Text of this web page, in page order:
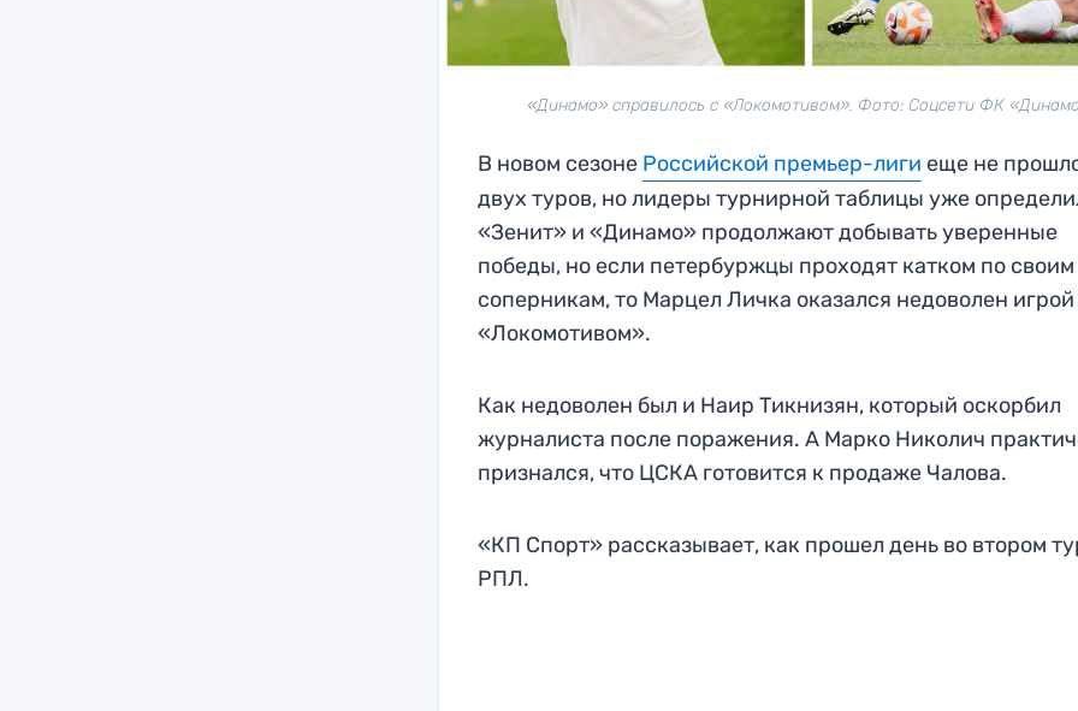
«Динамо» справилось с «Локомотивом». Фото: Соцсети ФК
В новом сезоне Российской премьер-лиги еще не
двух туров, но лидеры турнирной таблицы уже
«Зенит» и «Динамо» продолжают добывать уверенные
победы, но если петербуржцы проходят катком по своим
соперникам, то Марцел Личка оказался недоволен игрой
«Локомотивом».
Как недоволен был и Наир Тикнизян, который оскорбил
журналиста после поражения. А Марко Николич
признался, что ЦСКА готовится к продаже Чалова.
«КП Спорт» рассказывает, как прошел день во втором
РПЛ.